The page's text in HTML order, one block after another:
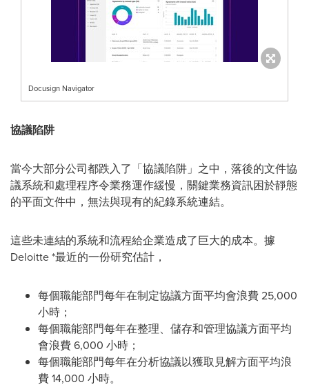
Docusign Navigator
協議陷阱
當今大部分公司都跌入了「協議陷阱」之中，落後的文件協
議系統和處理程序令業務運作緩慢，關鍵業務資訊困於靜態
的平面文件中，無法與現有的紀錄系統連結。
這些未連結的系統和流程給企業造成了巨大的成本。據
Deloitte *最近的一份研究估計，
每個職能部門每年在制定協議方面平均會浪費 25,000
小時；
每個職能部門每年在整理、儲存和管理協議方面平均
會浪費 6,000 小時；
每個職能部門每年在分析協議以獲取見解方面平均浪
費 14,000 小時。